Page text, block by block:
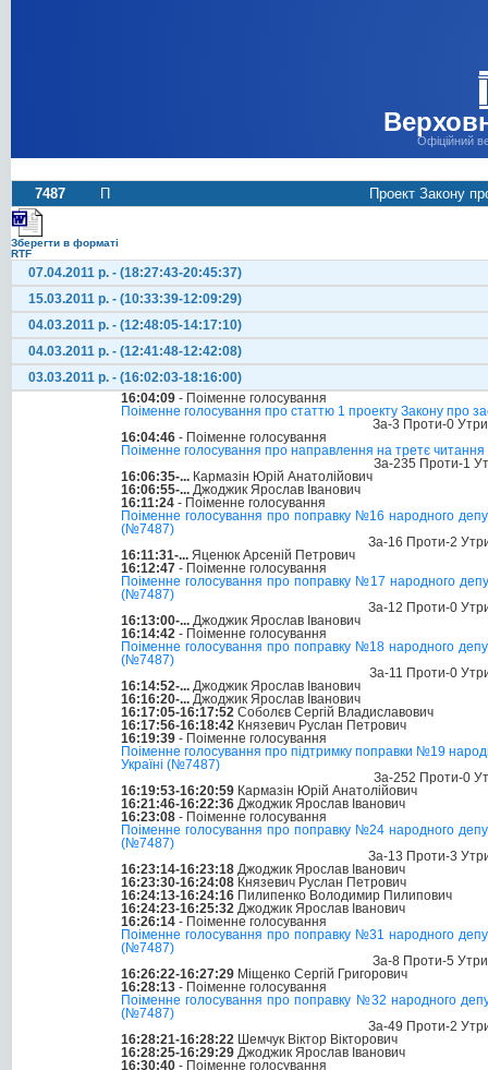
Офіційний
7487 П Проект Закону
Зберегти в форматі
RTF
07.04.2011 р. - (18:27:43-20:45:37)
15.03.2011 р. - (10:33:39-12:09:29)
04.03.2011 р. - (12:48:05-14:17:10)
04.03.2011 р. - (12:41:48-12:42:08)
03.03.2011 р. - (16:02:03-18:16:00)
16:04:09 - Поіменне голосування
Поіменне голосування про статтю 1 проекту Закону про
За-3 Проти-0
16:04:46 - Поіменне голосування
Поіменне голосування про направлення на третє читання
За-235 Проти-1
16:06:35-... Кармазін Юрій Анатолійович
16:06:55-... Джоджик Ярослав Іванович
16:11:24 - Поіменне голосування
Поіменне голосування про поправку №16 народного
(№7487)
За-16 Проти-2
16:11:31-... Яценюк Арсеній Петрович
16:12:47 - Поіменне голосування
Поіменне голосування про поправку №17 народного
(№7487)
За-12 Проти-0
16:13:00-... Джоджик Ярослав Іванович
16:14:42 - Поіменне голосування
Поіменне голосування про поправку №18 народного
(№7487)
За-11 Проти-0
16:14:52-... Джоджик Ярослав Іванович
16:16:20-... Джоджик Ярослав Іванович
16:17:05-16:17:52 Соболєв Сергій Владиславович
16:17:56-16:18:42 Князевич Руслан Петрович
16:19:39 - Поіменне голосування
Поіменне голосування про підтримку поправки №19
Україні (№7487)
За-252 Проти-0
16:19:53-16:20:59 Кармазін Юрій Анатолійович
16:21:46-16:22:36 Джоджик Ярослав Іванович
16:23:08 - Поіменне голосування
Поіменне голосування про поправку №24 народного
(№7487)
За-13 Проти-3
16:23:14-16:23:18 Джоджик Ярослав Іванович
16:23:30-16:24:08 Князевич Руслан Петрович
16:24:13-16:24:16 Пилипенко Володимир Пилипович
16:24:23-16:25:32 Джоджик Ярослав Іванович
16:26:14 - Поіменне голосування
Поіменне голосування про поправку №31 народного
(№7487)
За-8 Проти-5
16:26:22-16:27:29 Міщенко Сергій Григорович
16:28:13 - Поіменне голосування
Поіменне голосування про поправку №32 народного
(№7487)
За-49 Проти-2
16:28:21-16:28:22 Шемчук Віктор Вікторович
16:28:25-16:29:29 Джоджик Ярослав Іванович
16:30:40 - Поіменне голосування